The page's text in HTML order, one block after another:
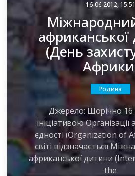
16-06-2012, 15:51
(День
Родина
Джерело: Щорічно 16
ініціативою Організації
єдності (Organization of
світі відзначається
африканської дитини
the